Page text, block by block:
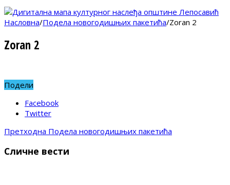
Насловна/Подела новогодишњих пакетића/Zoran 2
Zoran 2
Подели
Facebook
Twitter
Претходна Подела новогодишњих пакетића
Сличне вести